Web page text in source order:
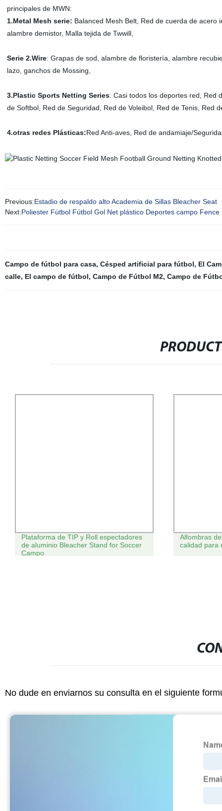
principales de MWN:
1.Metal Mesh serie: Balanced Mesh Belt, Red de cuerda de
alambre demistor, Malla tejida de Twwill,
Serie 2.Wire: Grapas de sod, alambre de floristería, alambre
lazo, ganchos de Mossing,
3.Plastic Sports Netting Series: Casi todos los deportes red, Red
de Softbol, Red de Seguridad, Red de Voleibol, Red de Tenis, Red
4.otras redes Plásticas:Red Anti-aves, Red de andamiaje/
Previous:Estadio de respaldo alto Academia de Sillas Bleacher Seat
Next:Poliester Fútbol Fútbol Gol Net plástico Deportes campo Fence
Campo de fútbol para casa, Césped artificial para fútbol, El
calle, El campo de fútbol, Campo de Fútbol M2, Campo de
Plataforma de TIP y Roll espectadores
de aluminio Bleacher Stand for Soccer
Campo
Alfombras
calidad para
No dude en enviarnos su consulta en el siguiente